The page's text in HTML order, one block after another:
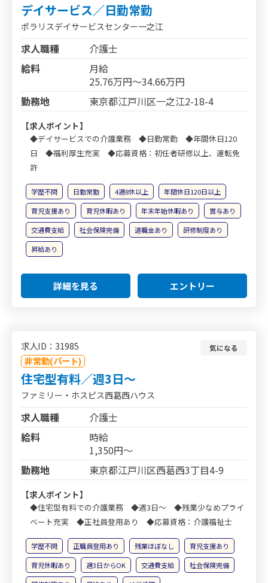
デイサービス／日勤常勤
ポラリスデイサービスセンター一之江
求人職種
介護士
給料
月給
25.76万円～34.66万円
勤務地
東京都江戸川区一之江2-18-4
【求人ポイント】
◆デイサービスでの介護業務 ◆日勤常勤 ◆年間休日120
日 ◆福利厚生充実 ◆応募資格：初任者研修以上、運転免
許
学歴不問 日勤常勤 4週8休以上
年間休日120日以上
育児支援あり
育児休暇あり 年末年始休暇あり
賞与あり
交通費支給
社会保険完備 退職金あり
研修制度あり
昇給あり
詳細を見る エントリー
求人ID：31985
非常勤(パート)
気になる
住宅型有料／週3日～
ファミリー・ホスピス西葛西ハウス
求人職種
介護士
給料
時給
1,350円～
勤務地
東京都江戸川区西葛西3丁目4-9
【求人ポイント】
◆住宅型有料での介護業務 ◆週3日～ ◆残業少なめプライ
ベート充実 ◆正社員登用あり ◆応募資格：介護福祉士
学歴不問 正職員登用あり 残業ほぼなし
育児支援あり
育児休暇あり
週3日からOK 交通費支給
社会保険完備